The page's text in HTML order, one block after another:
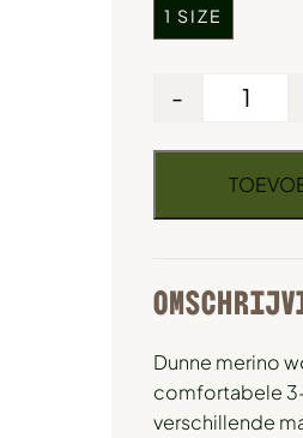
1 SIZE
-
Dunne merino
comfortabele
verschillende